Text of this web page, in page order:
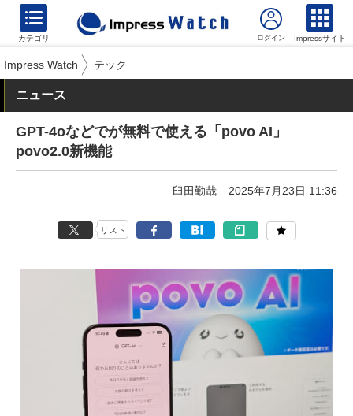
カテゴリ Impressサイト
Impress Watch テック
ニュース
GPT-4oなどでが無料で使える「povo AI」
povo2.0新機能
臼田勤哉 2025年7月23日 11:36
リスト